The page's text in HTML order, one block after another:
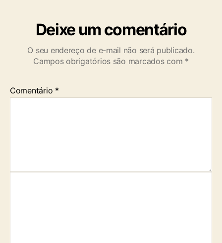
Deixe um comentário
O seu endereço de e-mail não será publicado.
Campos obrigatórios são marcados com *
Comentário *